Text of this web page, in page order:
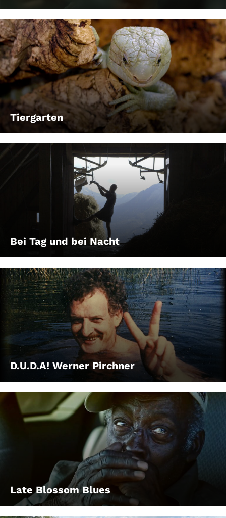
Tiergarten
Bei Tag und bei Nacht
D.U.D.A! Werner Pirchner
Late Blossom Blues